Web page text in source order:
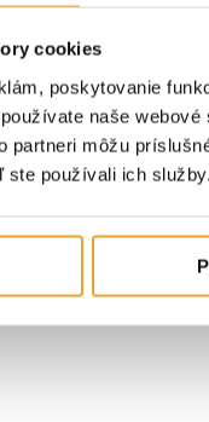
cookies
poskytovanie
naše
partneri môžu
ste používali ich služby.